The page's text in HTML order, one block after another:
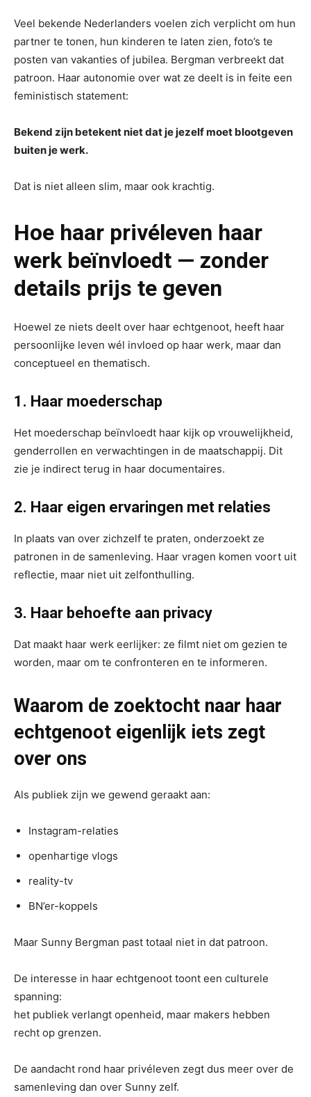
Veel bekende Nederlanders voelen zich verplicht om hun
partner te tonen, hun kinderen te laten zien, foto’s te
posten van vakanties of jubilea. Bergman verbreekt dat
patroon. Haar autonomie over wat ze deelt is in feite een
feministisch statement:
Bekend zijn betekent niet dat je jezelf moet blootgeven
buiten je werk.
Dat is niet alleen slim, maar ook krachtig.
Hoe haar privéleven haar
werk beïnvloedt — zonder
details prijs te geven
Hoewel ze niets deelt over haar echtgenoot, heeft haar
persoonlijke leven wél invloed op haar werk, maar dan
conceptueel en thematisch.
1. Haar moederschap
Het moederschap beïnvloedt haar kijk op vrouwelijkheid,
genderrollen en verwachtingen in de maatschappij. Dit
zie je indirect terug in haar documentaires.
2. Haar eigen ervaringen met relaties
In plaats van over zichzelf te praten, onderzoekt ze
patronen in de samenleving. Haar vragen komen voort uit
reflectie, maar niet uit zelfonthulling.
3. Haar behoefte aan privacy
Dat maakt haar werk eerlijker: ze filmt niet om gezien te
worden, maar om te confronteren en te informeren.
Waarom de zoektocht naar haar
echtgenoot eigenlijk iets zegt
over ons
Als publiek zijn we gewend geraakt aan:
Instagram-relaties
openhartige vlogs
reality-tv
BN’er-koppels
Maar Sunny Bergman past totaal niet in dat patroon.
De interesse in haar echtgenoot toont een culturele
spanning:
het publiek verlangt openheid, maar makers hebben
recht op grenzen.
De aandacht rond haar privéleven zegt dus meer over de
samenleving dan over Sunny zelf.